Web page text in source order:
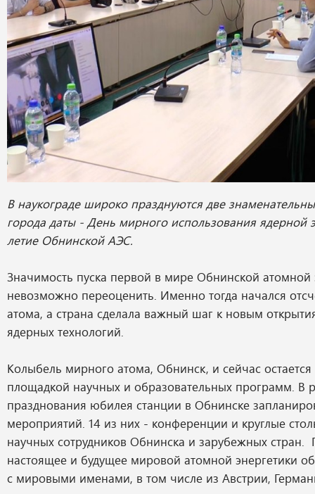
В наукограде широко празднуются две
города даты - День мирного использования ядерной
летие Обнинской АЭС.
Значимость пуска первой в мире Обнинской атомной
невозможно переоценить. Именно тогда начался
атома, а страна сделала важный шаг к новым
ядерных технологий.
Колыбель мирного атома, Обнинск, и сейчас остается
площадкой научных и образовательных программ. В
празднования юбилея станции в Обнинске
мероприятий. 14 из них - конференции и круглые
научных сотрудников Обнинска и зарубежных
настоящее и будущее мировой атомной энергетики
с мировыми именами, в том числе из Австрии,